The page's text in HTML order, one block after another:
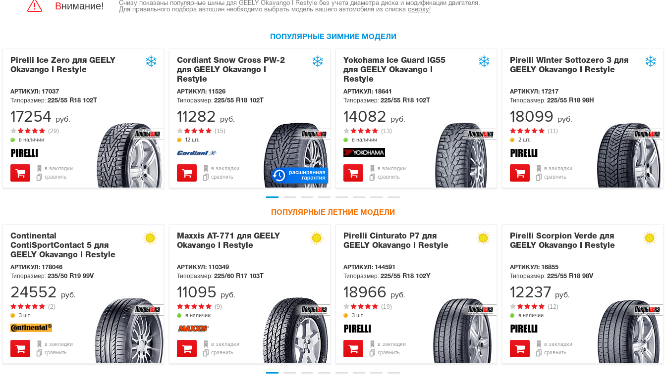
Внимание!
Снизу показаны популярные шины для GEELY Okavango I Restyle без учета диаметра диска и модификации двигателя.
Для правильного подбора автошин необходимо выбрать модель вашего автомобиля из списка сверху!
ПОПУЛЯРНЫЕ ЗИМНИЕ МОДЕЛИ
Pirelli Ice Zero для GEELY
Okavango I Restyle
АРТИКУЛ: 17037
в наличии
(29)
Типоразмер: 225/55 R18 102T
в закладки
сравнить
17254 руб.
Cordiant Snow Cross PW-2
для GEELY Okavango I
Restyle
АРТИКУЛ: 11526
12 шт.
(15)
Типоразмер: 225/55 R18 102T
в закладки
сравнить
11282 руб.
Yokohama Ice Guard IG55
для GEELY Okavango I
Restyle
АРТИКУЛ: 18641
в наличии
(13)
Типоразмер: 225/55 R18 102T
в закладки
сравнить
14082 руб.
Pirelli Winter Sottozero 3 для
GEELY Okavango I Restyle
АРТИКУЛ: 17217
2 шт.
(11)
Типоразмер: 225/55 R18 98H
в закладки
сравнить
18099 руб.
ПОПУЛЯРНЫЕ ЛЕТНИЕ МОДЕЛИ
Continental
ContiSportContact 5 для
GEELY Okavango I Restyle
АРТИКУЛ: 178046
3 шт.
(2)
Типоразмер: 235/50 R19 99V
в закладки
сравнить
24552 руб.
Maxxis AT-771 для GEELY
Okavango I Restyle
АРТИКУЛ: 110349
в наличии
(9)
Типоразмер: 225/60 R17 103T
в закладки
сравнить
11095 руб.
Pirelli Cinturato P7 для
GEELY Okavango I Restyle
АРТИКУЛ: 144591
3 шт.
(19)
Типоразмер: 225/55 R18 102Y
в закладки
сравнить
18966 руб.
Pirelli Scorpion Verde для
GEELY Okavango I Restyle
АРТИКУЛ: 16855
в наличии
(12)
Типоразмер: 225/55 R18 98V
в закладки
сравнить
12237 руб.